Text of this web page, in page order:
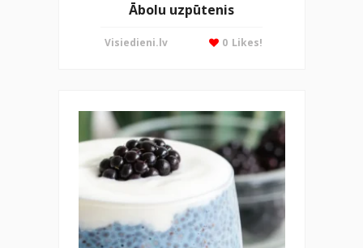
Ābolu uzpūtenis
Visiedieni.lv Likes!
0